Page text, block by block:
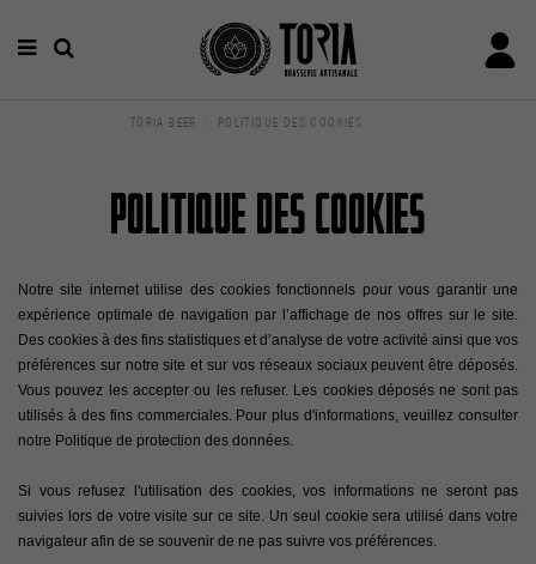
TORIA BEER POLITIQUE DES COOKIES
Politique des Cookies
Notre site internet utilise des cookies fonctionnels pour vous garantir une
expérience optimale de navigation par l’affichage de nos offres sur le site.
Des cookies à des fins statistiques et d’analyse de votre activité ainsi que vos
préférences sur notre site et sur vos réseaux sociaux peuvent être déposés.
Vous pouvez les accepter ou les refuser. Les cookies déposés ne sont pas
utilisés à des fins commerciales. Pour plus d'informations, veuillez consulter
notre Politique de protection des données.
Si vous refusez l'utilisation des cookies, vos informations ne seront pas
suivies lors de votre visite sur ce site. Un seul cookie sera utilisé dans votre
navigateur afin de se souvenir de ne pas suivre vos préférences.